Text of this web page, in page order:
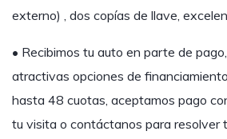
externo) , dos copías de llave,
• Recibimos tu auto en parte de
atractivas opciones de
hasta 48 cuotas, aceptamos pago
tu visita o contáctanos para resolver